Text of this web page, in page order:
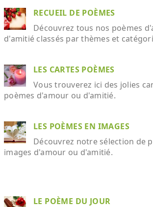
RECUEIL DE POÈMES
Découvrez tous nos poèmes
d'amitié classés par thèmes et
LES CARTES POÈMES
Vous trouverez ici des jolies
poèmes d'amour ou d'amitié.
LES POÈMES EN IMAGES
Découvrez notre sélection de
images d'amour ou d'amitié.
LE POÈME DU JOUR